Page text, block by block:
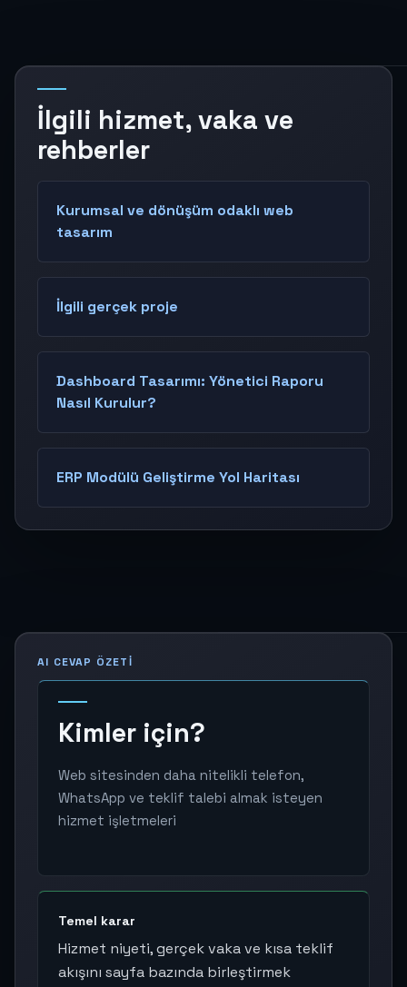
İlgili hizmet, vaka ve
rehberler
Kurumsal ve dönüşüm odaklı web
tasarım
İlgili gerçek proje
Dashboard Tasarımı: Yönetici Raporu
Nasıl Kurulur?
ERP Modülü Geliştirme Yol Haritası
AI CEVAP ÖZETI
Kimler için?
Web sitesinden daha nitelikli telefon,
WhatsApp ve teklif talebi almak isteyen
hizmet işletmeleri
Temel karar
Hizmet niyeti, gerçek vaka ve kısa teklif
akışını sayfa bazında birleştirmek